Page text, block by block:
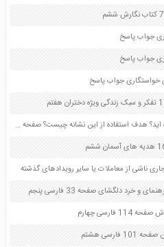
جواب پاسخ
جواب پاسخ
خواستگاری جواب پاسخ
تا به حال به نشانه ی خط فاصله دقت کرده اید؟ هدف استفاده از این نشانه چیست؟ صفحه 118 هدیه های آسمان پنجم
ناشی از معاملات یا سایر رویدادهای گذشته
دلگشای صفحه 33 فارسی پنجم
چهارم
هشتم